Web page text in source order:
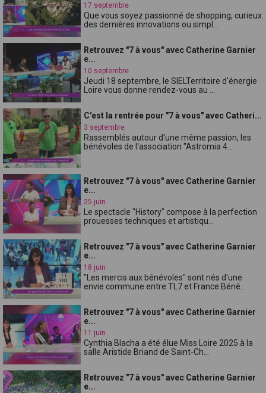
17 septembre
Que vous soyez passionné de shopping, curieux
des dernières innovations ou simpl...
Retrouvez "7 à vous" avec Catherine Garnier
e...
10 septembre
Jeudi 18 septembre, le SIELTerritoire d'énergie
Loire vous donne rendez-vous au ...
C'est la rentrée pour "7 à vous" avec Catheri...
3 septembre
Rassemblés autour d'une même passion, les
bénévoles de l'association "Astromia 4...
Retrouvez "7 à vous" avec Catherine Garnier
e...
25 juin
Le spectacle "History" compose à la perfection
prouesses techniques et artistiqu...
Retrouvez "7 à vous" avec Catherine Garnier
e...
18 juin
"Les mercis aux bénévoles" sont nés d'une
envie commune entre TL7 et France Béné...
Retrouvez "7 à vous" avec Catherine Garnier
e...
11 juin
Cynthia Blacha a été élue Miss Loire 2025 à la
salle Aristide Briand de Saint-Ch...
Retrouvez "7 à vous" avec Catherine Garnier
e...